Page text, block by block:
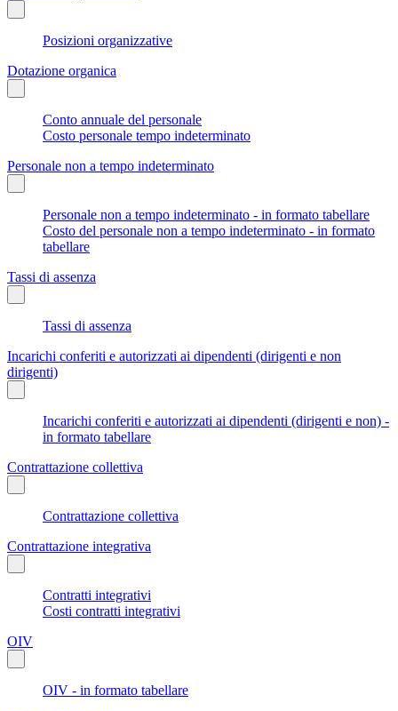
Posizioni organizzative
Dotazione organica
Conto annuale del personale
Costo personale tempo indeterminato
Personale non a tempo indeterminato
Personale non a tempo indeterminato - in formato tabellare
Costo del personale non a tempo indeterminato - in formato
tabellare
Tassi di assenza
Tassi di assenza
Incarichi conferiti e autorizzati ai dipendenti (dirigenti e non
dirigenti)
Incarichi conferiti e autorizzati ai dipendenti (dirigenti e non) -
in formato tabellare
Contrattazione collettiva
Contrattazione collettiva
Contrattazione integrativa
Contratti integrativi
Costi contratti integrativi
OIV
OIV - in formato tabellare